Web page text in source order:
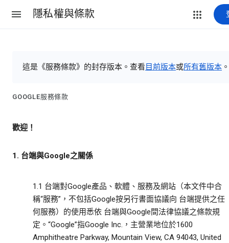
隱私權與條款
這是《服務條款》的封存版本。查看 目前版本或所有舊版本 。
GOOGLE服務條款
歡迎！
1. 台端與Google之關係
1.1 台端對Google產品、軟體、服務及網站（本文件中合
稱“服務”，不包括Google按另行書面協議向 台端提供之任
何服務）的使用悉依 台端與Google間法律協議之條款規
定。“Google”指Google Inc.，主營業地位於1600
Amphitheatre Parkway, Mountain View, CA 94043, United